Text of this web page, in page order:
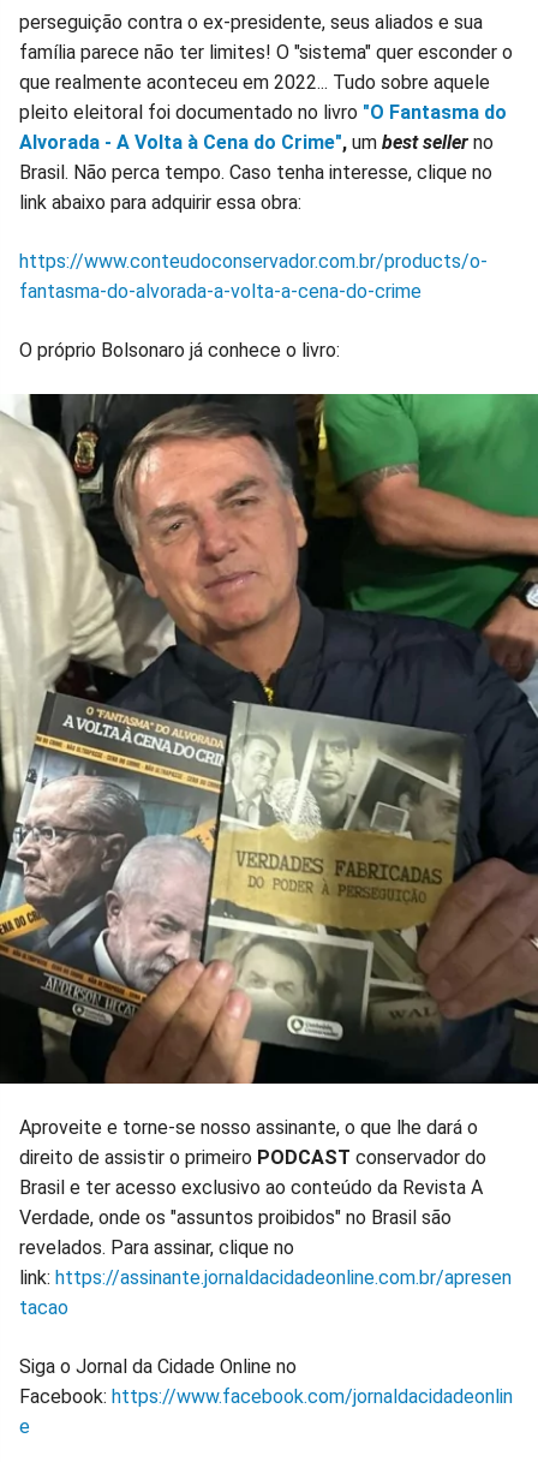
perseguição contra o ex-presidente, seus aliados e sua
família parece não ter limites! O "sistema" quer esconder o
que realmente aconteceu em 2022... Tudo sobre aquele
pleito eleitoral foi documentado no livro "O Fantasma do
Alvorada - A Volta à Cena do Crime", um best seller no
Brasil. Não perca tempo. Caso tenha interesse, clique no
link abaixo para adquirir essa obra:
https://www.conteudoconservador.com.br/products/o-
fantasma-do-alvorada-a-volta-a-cena-do-crime
O próprio Bolsonaro já conhece o livro:
Aproveite e torne-se nosso assinante, o que lhe dará o
direito de assistir o primeiro PODCAST conservador do
Brasil e ter acesso exclusivo ao conteúdo da Revista A
Verdade, onde os "assuntos proibidos" no Brasil são
revelados. Para assinar, clique no
link: https://assinante.jornaldacidadeonline.com.br/apresen
tacao
Siga o Jornal da Cidade Online no
Facebook: https://www.facebook.com/jornaldacidadeonlin
e